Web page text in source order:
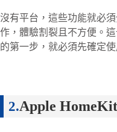
沒有平台，這些功能就必
作，體驗割裂且不方便。
的第一步，就必須先確定
Apple HomeKit